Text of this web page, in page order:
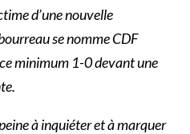
d’une nouvelle
se nomme CDF
minimum 1-0 devant une
à inquiéter et à marquer